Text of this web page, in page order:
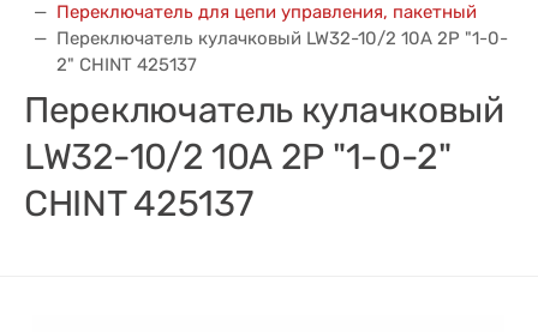
Переключатель для цепи управления, пакетный
Переключатель кулачковый LW32-10/2 10А 2Р "1-0-
2" CHINT 425137
Переключатель кулачковый
LW32-10/2 10А 2Р "1-0-2"
CHINT 425137